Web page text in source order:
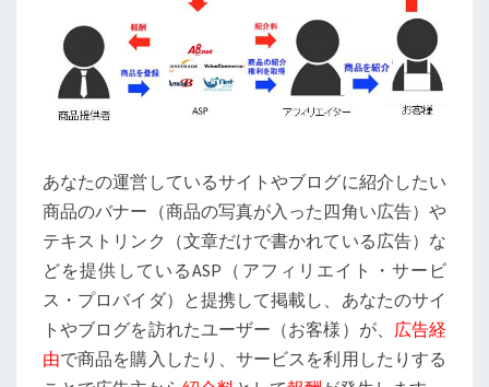
あなたの運営しているサイトやブログに紹介したい
商品のバナー（商品の写真が入った四角い広告）や
テキストリンク（文章だけで書かれている広告）な
どを提供しているASP（アフィリエイト・サービ
ス・プロバイダ）と提携して掲載し、あなたのサイ
トやブログを訪れたユーザー（お客様）が、
広告経
由で商品を購入したり、サービスを利用したりする